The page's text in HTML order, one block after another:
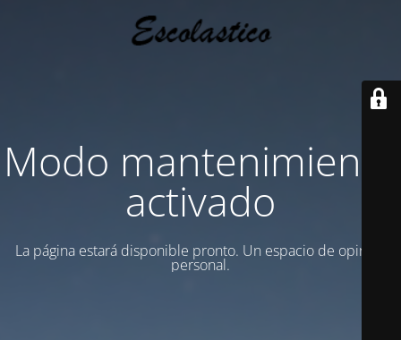
Modo mantenimiento
activado
La página estará disponible pronto. Un espacio de opinion
personal.